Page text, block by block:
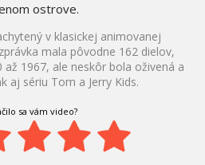
ostrove.
v klasickej animovanej
mala pôvodne 162 dielov,
1967, ale neskôr bola oživená a
aj sériu Tom a Jerry Kids.
sa vám video?